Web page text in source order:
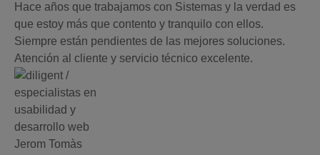
Hace años que trabajamos con Sistemas y la verdad es
que estoy más que contento y tranquilo con ellos.
Siempre están pendientes de las mejores soluciones.
Atención al cliente y servicio técnico excelente.
Jerom Tomàs